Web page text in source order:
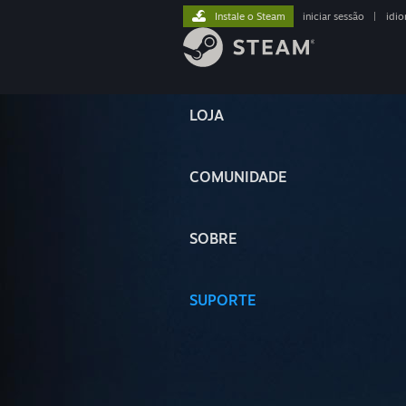
LOJA
COMUNIDADE
SOBRE
SUPORTE
Instale o Steam iniciar sessão